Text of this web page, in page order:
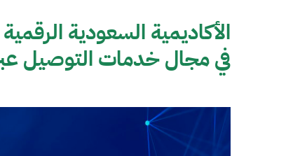
الأكاديمية السعودية
في مجال خدمات التوصيل